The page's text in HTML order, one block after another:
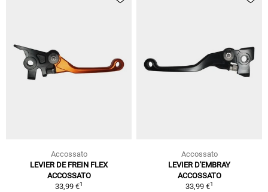
Accossato
LEVIER DE FREIN FLEX
ACCOSSATO
33,99 €1
Accossato
LEVIER D'EMBRAY
ACCOSSATO
33,99 €1